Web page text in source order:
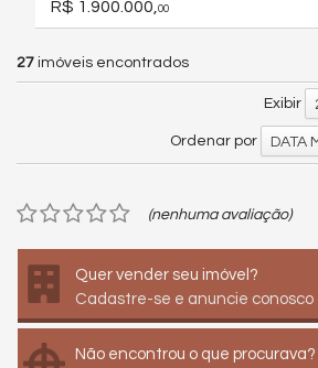
R$ 1.900.000, 00
27 imóveis encontrados
Exibir
Ordenar por DATA
(nenhuma avaliação)
Quer vender seu imóvel?
Cadastre-se e anuncie conosco
Não encontrou o que procurava?